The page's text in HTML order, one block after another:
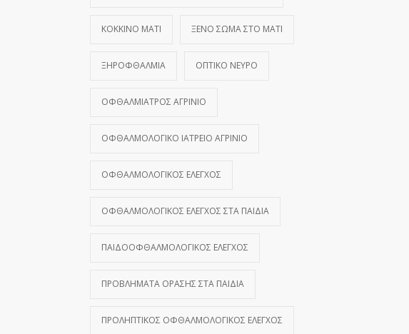
ΚΌΚΚΙΝΟ ΜΆΤΙ ΞΈΝΟ ΣΏΜΑ ΣΤΟ ΜΆΤΙ
ΞΗΡΟΦΘΑΛΜΊΑ ΟΠΤΙΚΌ ΝΕΎΡΟ
ΟΦΘΑΛΜΊΑΤΡΟΣ ΑΓΡΊΝΙΟ
ΟΦΘΑΛΜΟΛΟΓΙΚΌ ΙΑΤΡΕΊΟ ΑΓΡΊΝΙΟ
ΟΦΘΑΛΜΟΛΟΓΙΚΌΣ ΈΛΕΓΧΟΣ
ΟΦΘΑΛΜΟΛΟΓΙΚΌΣ ΈΛΕΓΧΟΣ ΣΤΑ ΠΑΙΔΙΆ
ΠΑΙΔΟΟΦΘΑΛΜΟΛΟΓΙΚΌΣ ΈΛΕΓΧΟΣ
ΠΡΟΒΛΉΜΑΤΑ ΌΡΑΣΗΣ ΣΤΑ ΠΑΙΔΙΆ
ΠΡΟΛΗΠΤΙΚΌΣ ΟΦΘΑΛΜΟΛΟΓΙΚΌΣ ΈΛΕΓΧΟΣ